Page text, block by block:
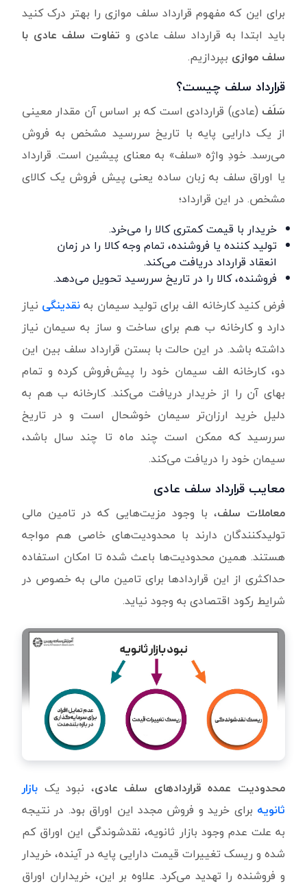
برای این که مفهوم قرارداد سلف موازی را بهتر درک کنید
باید ابتدا به قرارداد سلف عادی و تفاوت سلف عادی با
سلف موازی بپردازیم.
قرارداد سلف چیست؟
سَلَف (عادی) قراردادی است که بر اساس آن مقدار معینی
از یک دارایی پایه با تاریخ سررسید مشخص به فروش
می‌رسد. خودِ واژه «سلف» به معنای پیشین است. قرارداد
یا اوراق سلف به زبان ساده یعنی پیش فروش یک کالای
مشخص. در این قرارداد؛
خریدار با قیمت کمتری کالا را می‌خرد.
تولید کننده یا فروشنده، تمام وجه کالا را در زمان
انعقاد قرارداد دریافت می‌کند.
فروشنده، کالا را در تاریخ سررسید تحویل می‌دهد.
فرض کنید کارخانه الف برای تولید سیمان بهنقدینگی نیاز
دارد و کارخانه ب هم برای ساخت و ساز به سیمان نیاز
داشته باشد. در این حالت با بستن قرارداد سلف بین این
دو، کارخانه الف سیمان خود را پیش‌فروش کرده و تمام
بهای آن را از خریدار دریافت می‌کند. کارخانه ب هم به
دلیل خرید ارزان‌تر سیمان خوشحال است و در تاریخ
سررسید که ممکن است چند ماه تا چند سال باشد،
سیمان خود را دریافت می‌کند.
معایب قرارداد سلف عادی
معاملات سلف، با وجود مزیت‌هایی که در تامین مالی
تولیدکنندگان دارند با محدودیت‌های خاصی هم مواجه
هستند. همین محدودیت‌ها باعث شده تا امکان استفاده
حداکثری از این قراردادها برای تامین مالی به خصوص در
شرایط رکود اقتصادی به وجود نیاید.
محدودیت عمده قراردادهای سلف عادی، نبود یک بازار
ثانویه برای خرید و فروش مجدد این اوراق بود. در نتیجه
به علت عدم وجود بازار ثانویه، نقدشوندگی این اوراق کم
شده و ریسک تغییرات قیمت دارایی پایه در آینده، خریدار
و فروشنده را تهدید می‌کرد. علاوه بر این، خریداران اوراق